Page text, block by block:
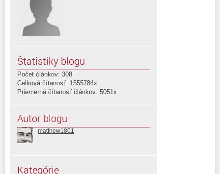
Štatistiky blogu
Počet článkov: 308
Celková čítanosť: 1555784x
Priemerná čítanosť článkov: 5051x
Autor blogu
matthew1801
Kategórie